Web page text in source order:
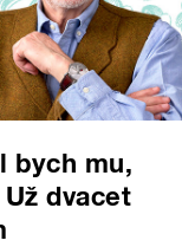
bych mu,
dvacet